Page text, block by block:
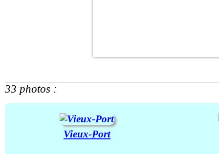
33 photos :
Vieux-Port